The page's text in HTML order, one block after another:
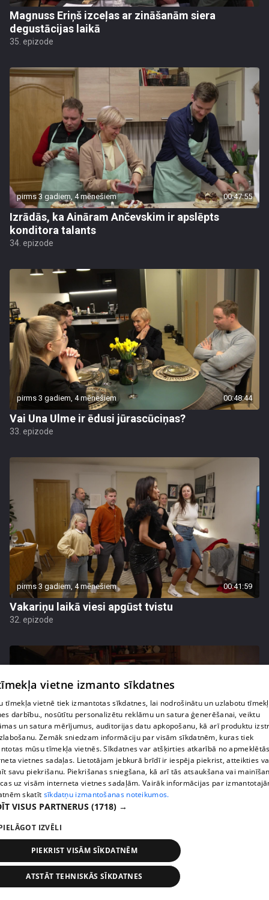
Magnuss Eriņš izceļas ar zināšanām siera
degustācijas laikā
35. epizode
pirms 3 gadiem, 4 mēnešiem 00:47:55
Izrādās, ka Aināram Ančevskim ir apslēpts
konditora talants
34. epizode
pirms 3 gadiem, 4 mēnešiem 00:48:44
Vai Una Ulme ir ēdusi jūrascūciņas?
33. epizode
pirms 3 gadiem, 4 mēnešiem 00:41:59
Vakariņu laikā viesi apgūst tvistu
32. epizode
pirms 3 gadiem, 4 mēnešiem 00:43:10
Vakariņu namamāte Taro kārtīs zīlē, kādi ciemiņi
gaidāmi
31. epizode
vietne izmanto sīkdatnes
tīmekļa vietnē tiek izmantotas sīkdatnes, lai nodrošinātu un uzlabotu
darbību., nosūtītu personalizētu reklāmu un satura ģenerēšanai, veiktu
un satura mērījumus, auditorijas datu apkopošanu, kā arī produktu
Zemāk sniedzam informāciju par visām sīkdatnēm, kuras tiek
mūsu tīmekļa vietnēs. Sīkdatnes var atšķirties atkarībā no
vietnes sadaļas. Lietotājam jebkurā brīdī ir iespēja piekrist, atteikties
savu piekrišanu. Piekrišanas sniegšana, kā arī tās atsaukšana vai
uz visām interneta vietnes sadaļām. Vairāk informācijas par
skatīt sīkdatņu izmantošanas noteikumos.
VISUS PARTNERUS (1718) →
IZVĒLI
PIEKRIST VISĀM SĪKDATNĒM
ATSTĀT TEHNISKĀS SĪKDATNES